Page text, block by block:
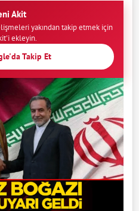
Akit
yakından takip etmek için
ekleyin.
Takip Et